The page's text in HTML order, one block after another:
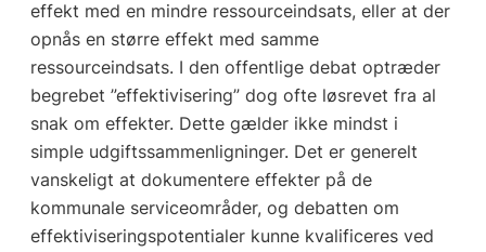
effekt med en mindre ressourceindsats, eller at der
opnås en større effekt med samme
ressourceindsats. I den offentlige debat optræder
begrebet ”effektivisering” dog ofte løsrevet fra al
snak om effekter. Dette gælder ikke mindst i
simple udgiftssammenligninger. Det er generelt
vanskeligt at dokumentere effekter på de
kommunale serviceområder, og debatten om
effektiviseringspotentialer kunne kvalificeres ved